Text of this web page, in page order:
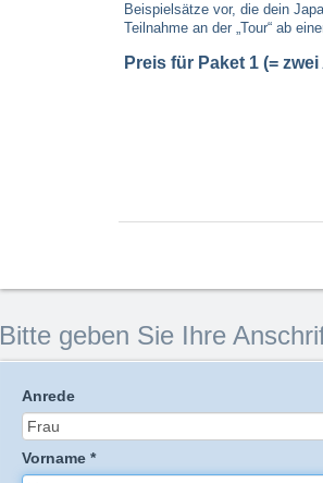
Beispielsätze vor, die dein
Teilnahme an der „Tour“ ab
Preis für Paket 1 (=
Bitte geben Sie Ihre
Anrede
Vorname *